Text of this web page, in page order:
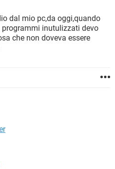
FACEBOOK
WHATSAPP
ANDROID
WINDOWS 10
dal mio pc,da oggi,quando
programmi inutulizzati devo
che non doveva essere